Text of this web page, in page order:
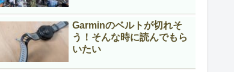
Garminのベルトが切れそ
う！そんな時に読んでもら
いたい